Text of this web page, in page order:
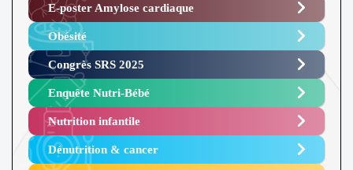
E-poster Amylose cardiaque ​
Obésité ​
Congrès SRS 2025 ​
Enquête Nutri-Bébé ​
Nutrition infantile
Dénutrition & cancer